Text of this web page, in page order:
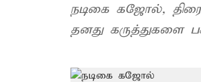
நடிகை கஜோல்,
தனது கருத்துகளை